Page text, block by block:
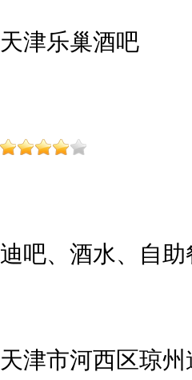
天津乐巢酒吧
迪吧、酒水、自助
天津市河西区琼州